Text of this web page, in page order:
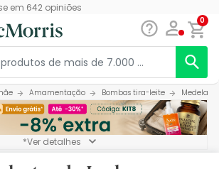
em 642opiniões
0
Amamentação Bombas tira-leite Medela
*Ver detalhes